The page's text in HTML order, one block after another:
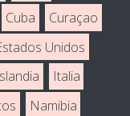
Cuba
Curaçao
Unidos
Italia
Namibia